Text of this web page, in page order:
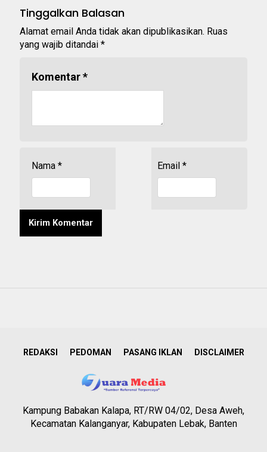
Tinggalkan Balasan
Alamat email Anda tidak akan dipublikasikan. Ruas
yang wajib ditandai *
Komentar*
Nama * Email *
REDAKSI PEDOMAN PASANG IKLAN DISCLAIMER
Kampung Babakan Kalapa, RT/RW 04/02, Desa Aweh,
Kecamatan Kalanganyar, Kabupaten Lebak, Banten